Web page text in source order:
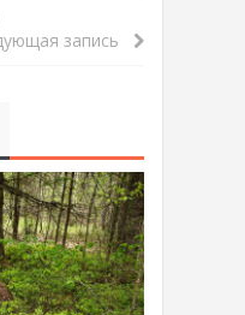
запись